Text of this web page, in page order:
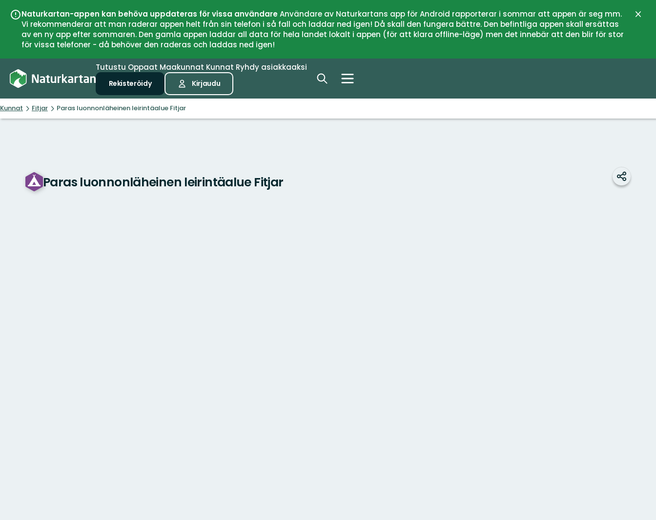
Naturkartan-appen kan behöva uppdateras för vissa användareAnvändare av Naturkartans app för Android rapporterar i sommar att appen är seg mm.
Vi rekommenderar att man raderar appen helt från sin telefon i så fall och laddar ned igen! Då skall den fungera bättre. Den befintliga appen skall ersättas
av en ny app efter sommaren. Den gamla appen laddar all data för hela landet lokalt i appen (för att klara offline-läge) men det innebär att den blir för stor
för vissa telefoner - då behöver den raderas och laddas ned igen!
Sulje
Tutustu Oppaat Maakunnat Kunnat Ryhdy asiakkaaksi
Rekisteröidy Kirjaudu
Kunnat Fitjar Paras luonnonläheinen leirintäalue Fitjar
Paras luonnonläheinen leirintäalue Fitjar Jaa